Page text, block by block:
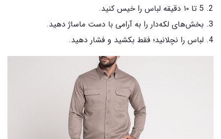
5 تا ۱۰ دقیقه لباس را خیس کنید.
بخش‌های لکه‌دار را به آرامی با دست ماساژ دهید.
لباس را نچلانید؛ فقط بکشید و فشار دهید.